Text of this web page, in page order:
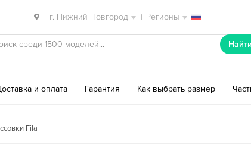
| г. Нижний Новгород | Регионы
Найти
и оплата Гарантия Как выбрать размер
Fila